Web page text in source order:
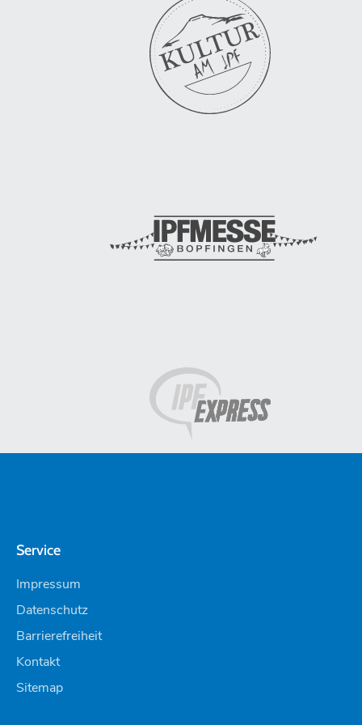
Service
Impressum
Datenschutz
Barrierefreiheit
Kontakt
Sitemap